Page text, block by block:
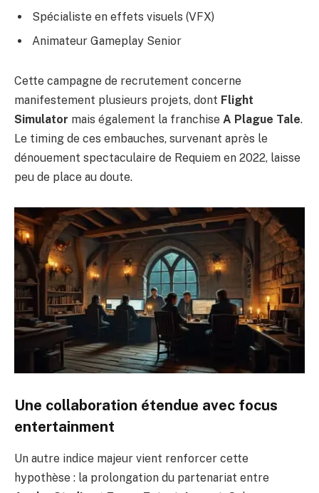
Spécialiste en effets visuels (VFX)
Animateur Gameplay Senior
Cette campagne de recrutement concerne
manifestement plusieurs projets, dont Flight
Simulator mais également la franchise A Plague Tale.
Le timing de ces embauches, survenant après le
dénouement spectaculaire de Requiem en 2022, laisse
peu de place au doute.
Une collaboration étendue avec focus
entertainment
Un autre indice majeur vient renforcer cette
hypothèse : la prolongation du partenariat entre